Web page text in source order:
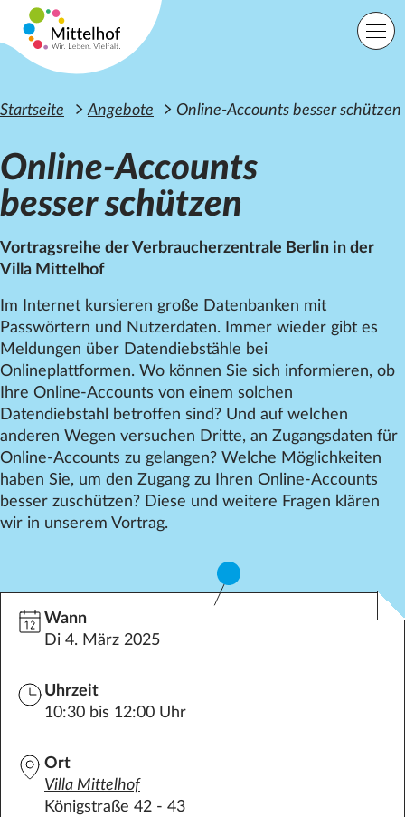
Zum Hauptinhalt der Seite springen
Lage
Startseite
Orte
Engagement
Über uns
Karriere
Spenden
Datenschutz
Impressum
Kontakt
Startseite Angebote Online-Accounts besser schützen
Online-Accounts
besser schützen
Vortragsreihe der Verbraucherzentrale Berlin in der
Villa Mittelhof
Im Internet kursieren große Datenbanken mit
Passwörtern und Nutzerdaten. Immer wieder gibt es
Meldungen über Datendiebstähle bei
Onlineplattformen. Wo können Sie sich informieren, ob
Ihre Online-Accounts von einem solchen
Datendiebstahl betroffen sind? Und auf welchen
anderen Wegen versuchen Dritte, an Zugangsdaten für
Online-Accounts zu gelangen? Welche Möglichkeiten
haben Sie, um den Zugang zu Ihren Online-Accounts
besser zuschützen? Diese und weitere Fragen klären
wir in unserem Vortrag.
Wann
Di 4. März 2025
Uhrzeit
10:30 bis 12:00 Uhr
Ort
Villa Mittelhof
Königstraße 42 - 43